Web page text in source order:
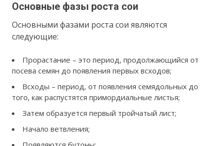
Основные фазы роста сои
Основными фазами роста сои являются
следующие:
Прорастание – это период, продолжающийся от
посева семян до появления первых всходов;
Всходы – период, от появления семядольных до
того, как распустятся примордиальные листья;
Затем образуется первый тройчатый лист;
Начало ветвления;